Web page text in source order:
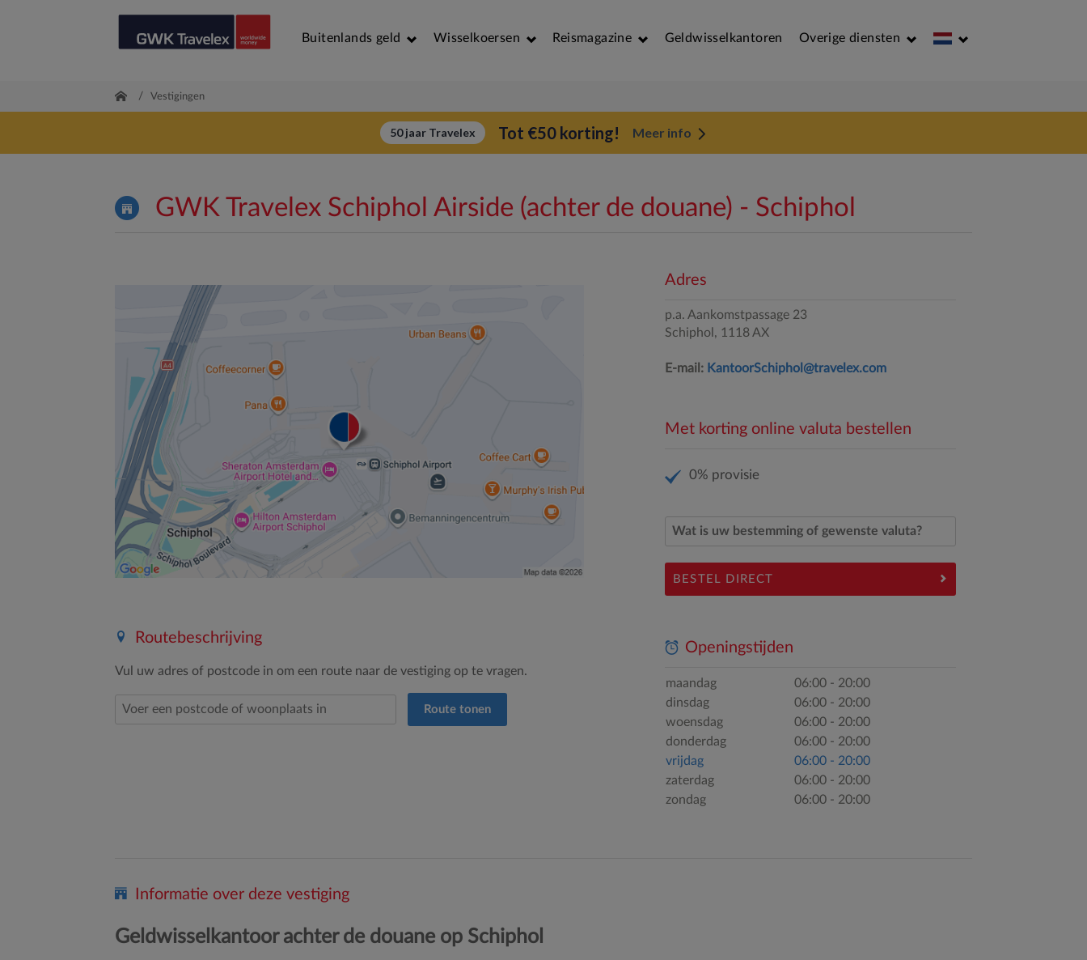
Buitenlands geld Wisselkoersen Reismagazine Geldwisselkantoren Overige diensten
/ Vestigingen
50 jaar Travelex Tot €50 korting! Meer info
GWK Travelex Schiphol Airside (achter de douane) - Schiphol
Routebeschrijving
Vul uw adres of postcode in om een route naar de vestiging op te vragen.
Route tonen
Adres
p.a. Aankomstpassage 23
Schiphol, 1118 AX
E-mail: KantoorSchiphol@travelex.com
Met korting online valuta bestellen
0% provisie
BESTEL DIRECT
Openingstijden
maandag
06:00 - 20:00
dinsdag
06:00 - 20:00
woensdag
06:00 - 20:00
donderdag
06:00 - 20:00
vrijdag
06:00 - 20:00
zaterdag
06:00 - 20:00
zondag
06:00 - 20:00
Informatie over deze vestiging
Geldwisselkantoor achter de douane op Schiphol